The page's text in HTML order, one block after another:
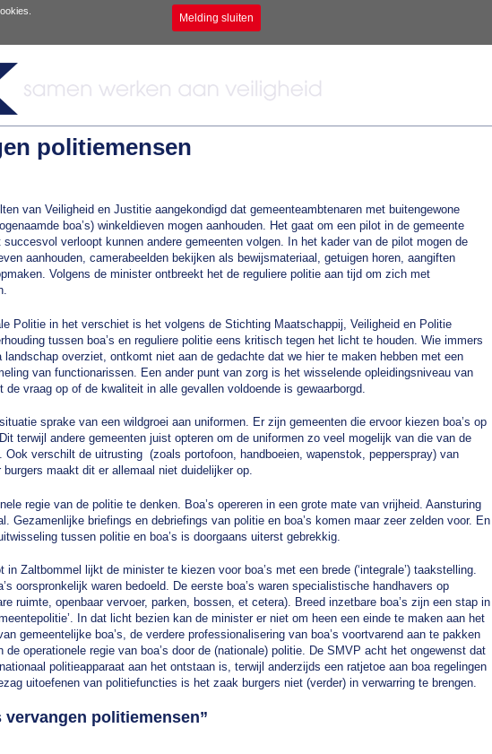
Melding sluiten
politiemensen
van Veiligheid en Justitie aangekondigd dat gemeenteambtenaren met buitengewone
boa’s) winkeldieven mogen aanhouden. Het gaat om een pilot in de gemeente
verloopt kunnen andere gemeenten volgen. In het kader van de pilot mogen de
aanhouden, camerabeelden bekijken als bewijsmateriaal, getuigen horen, aangiften
Volgens de minister ontbreekt het de reguliere politie aan tijd om zich met
Politie in het verschiet is het volgens de Stichting Maatschappij, Veiligheid en Politie
tussen boa’s en reguliere politie eens kritisch tegen het licht te houden. Wie immers
landschap overziet, ontkomt niet aan de gedachte dat we hier te maken hebben met een
van functionarissen. Een ander punt van zorg is het wisselende opleidingsniveau van
de vraag op of de kwaliteit in alle gevallen voldoende is gewaarborgd.
sprake van een wildgroei aan uniformen. Er zijn gemeenten die ervoor kiezen boa’s op
terwijl andere gemeenten juist opteren om de uniformen zo veel mogelijk van die van de
Ook verschilt de uitrusting (zoals portofoon, handboeien, wapenstok, pepperspray) van
maakt dit er allemaal niet duidelijker op.
regie van de politie te denken. Boa’s opereren in een grote mate van vrijheid. Aansturing
Gezamenlijke briefings en debriefings van politie en boa’s komen maar zeer zelden voor. En
tussen politie en boa’s is doorgaans uiterst gebrekkig.
in Zaltbommel lijkt de minister te kiezen voor boa’s met een brede (‘integrale’) taakstelling.
oorspronkelijk waren bedoeld. De eerste boa’s waren specialistische handhavers op
ruimte, openbaar vervoer, parken, bossen, et cetera). Breed inzetbare boa’s zijn een stap in
In dat licht bezien kan de minister er niet om heen een einde te maken aan het
gemeentelijke boa’s, de verdere professionalisering van boa’s voortvarend aan te pakken
operationele regie van boa’s door de (nationale) politie. De SMVP acht het ongewenst dat
politieapparaat aan het ontstaan is, terwijl anderzijds een ratjetoe aan boa regelingen
uitoefenen van politiefuncties is het zaak burgers niet (verder) in verwarring te brengen.
vervangen politiemensen”